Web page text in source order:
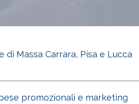
Massa Carrara, Pisa e Lucca
promozionali e marketing